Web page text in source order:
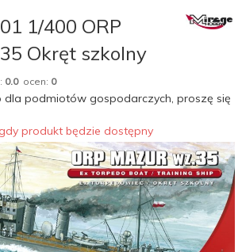
1/400 ORP
Okręt szkolny
0.0ocen: 0
dla podmiotów gospodarczych, proszę się
produkt będzie dostępny